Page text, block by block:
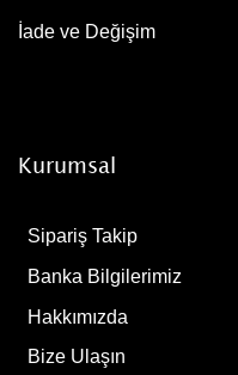
İade ve Değişim
Kurumsal
Sipariş Takip
Banka Bilgilerimiz
Hakkımızda
Bize Ulaşın